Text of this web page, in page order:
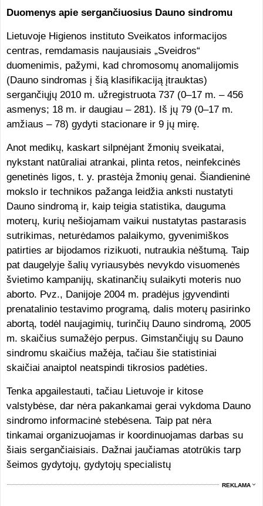
Duomenys apie sergančiuosius Dauno sindromu
Lietuvoje Higienos instituto Sveikatos informacijos
centras, remdamasis naujausiais „Sveidros“
duomenimis, pažymi, kad chromosomų anomalijomis
(Dauno sindromas į šią klasifikaciją įtrauktas)
sergančiųjų 2010 m. užregistruota 737 (0–17 m. – 456
asmenys; 18 m. ir daugiau – 281). Iš jų 79 (0–17 m.
amžiaus – 78) gydyti stacionare ir 9 jų mirę.
Anot medikų, kaskart silpnėjant žmonių sveikatai,
nykstant natūraliai atrankai, plinta retos, neinfekcinės
genetinės ligos, t. y. prastėja žmonių genai. Šiandieninė
mokslo ir technikos pažanga leidžia anksti nustatyti
Dauno sindromą ir, kaip teigia statistika, dauguma
moterų, kurių nešiojamam vaikui nustatytas pastarasis
sutrikimas, neturėdamos palaikymo, gyvenimiškos
patirties ar bijodamos rizikuoti, nutraukia nėštumą. Taip
pat daugelyje šalių vyriausybės nevykdo visuomenės
švietimo kampanijų, skatinančių sulaikyti moteris nuo
aborto. Pvz., Danijoje 2004 m. pradėjus įgyvendinti
prenatalinio testavimo programą, dalis moterų pasirinko
abortą, todėl naujagimių, turinčių Dauno sindromą, 2005
m. skaičius sumažėjo perpus. Gimstančiųjų su Dauno
sindromu skaičius mažėja, tačiau šie statistiniai
skaičiai anaiptol neatspindi tikrosios padėties.
Tenka apgailestauti, tačiau Lietuvoje ir kitose
valstybėse, dar nėra pakankamai gerai vykdoma Dauno
sindromo informacinė stebėsena. Taip pat nėra
tinkamai organizuojamas ir koordinuojamas darbas su
šiais sergančiaisiais. Dažnai jaučiamas atotrūkis tarp
šeimos gydytojų, gydytojų specialistų
REKLAMA